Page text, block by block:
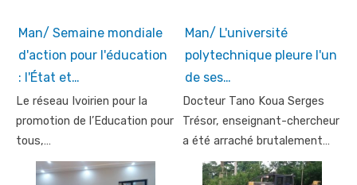
Man/ Semaine mondiale
d'action pour l'éducation
: l'État et…
Le réseau Ivoirien pour la
promotion de l’Education pour
tous,…
Man/ L'université
polytechnique pleure l'un
de ses…
Docteur Tano Koua Serges
Trésor, enseignant-chercheur
a été arraché brutalement…